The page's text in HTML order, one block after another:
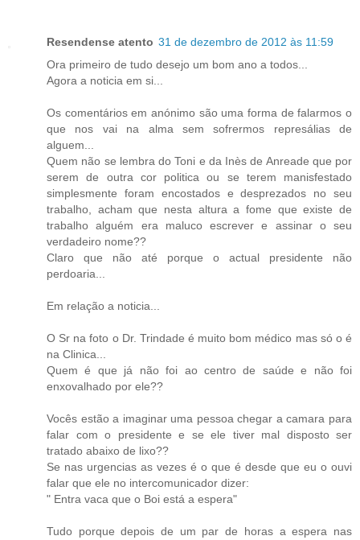
Resendense atento 31 de dezembro de 2012 às 11:59
Ora primeiro de tudo desejo um bom ano a todos...
Agora a noticia em si...
Os comentários em anónimo são uma forma de falarmos o
que nos vai na alma sem sofrermos represálias de
alguem...
Quem não se lembra do Toni e da Inès de Anreade que por
serem de outra cor politica ou se terem manisfestado
simplesmente foram encostados e desprezados no seu
trabalho, acham que nesta altura a fome que existe de
trabalho alguém era maluco escrever e assinar o seu
verdadeiro nome??
Claro que não até porque o actual presidente não
perdoaria...
Em relação a noticia...
O Sr na foto o Dr. Trindade é muito bom médico mas só o é
na Clinica...
Quem é que já não foi ao centro de saúde e não foi
enxovalhado por ele??
Vocês estão a imaginar uma pessoa chegar a camara para
falar com o presidente e se ele tiver mal disposto ser
tratado abaixo de lixo??
Se nas urgencias as vezes é o que é desde que eu o ouvi
falar que ele no intercomunicador dizer:
" Entra vaca que o Boi está a espera"
Tudo porque depois de um par de horas a espera nas